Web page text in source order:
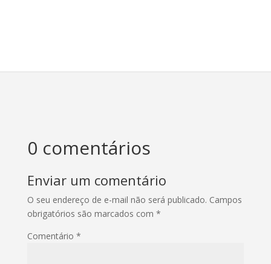
0 comentários
Enviar um comentário
O seu endereço de e-mail não será publicado. Campos
obrigatórios são marcados com *
Comentário *